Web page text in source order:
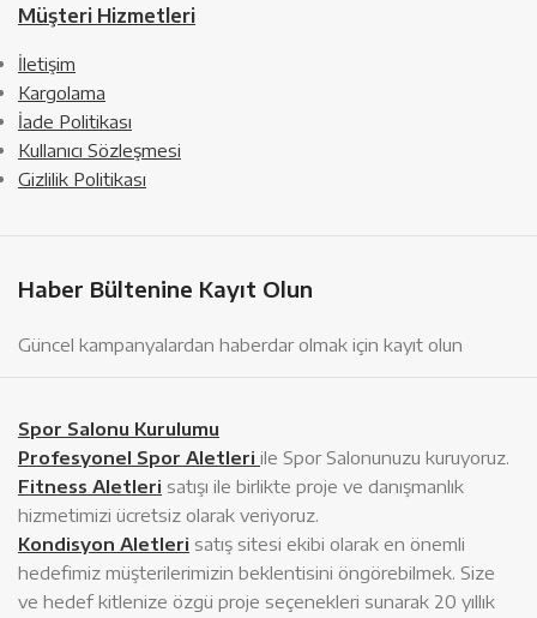
Müşteri Hizmetleri
İletişim
Kargolama
İade Politikası
Kullanıcı Sözleşmesi
Gizlilik Politikası
Haber Bültenine Kayıt Olun
Güncel kampanyalardan haberdar olmak için kayıt olun
Spor Salonu Kurulumu
Profesyonel Spor Aletleri ile Spor Salonunuzu kuruyoruz.
Fitness Aletleri satışı ile birlikte proje ve danışmanlık
hizmetimizi ücretsiz olarak veriyoruz.
Kondisyon Aletleri satış sitesi ekibi olarak en önemli
hedefimiz müşterilerimizin beklentisini öngörebilmek. Size
ve hedef kitlenize özgü proje seçenekleri sunarak 20 yıllık